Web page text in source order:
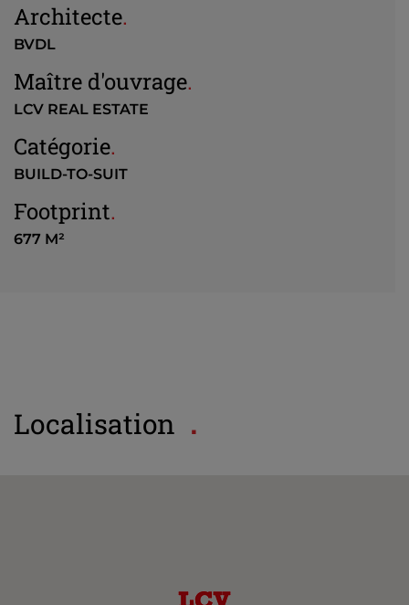
Architecte.
BVDL
Maître d'ouvrage.
LCV REAL ESTATE
Catégorie.
BUILD-TO-SUIT
Footprint.
677 M²
Localisation